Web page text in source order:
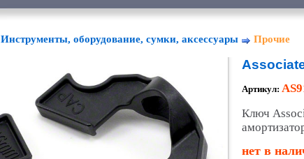
Инструменты, оборудование, сумки, аксессуары Прочие
Артикул:
Ключ
нет в